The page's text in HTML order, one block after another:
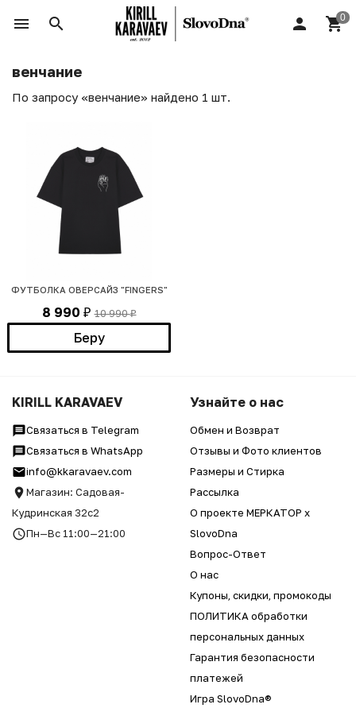
венчание
По запросу «венчание» найдено 1 шт.
ФУТБОЛКА ОВЕРСАЙЗ "FINGERS"
8 990 ₽ 10 990₽
Беру
KIRILL KARAVAEV
Связаться в Telegram
Связаться в WhatsApp
info@kkaravaev.com
Магазин: Садовая-
Кудринская 32с2
Пн—Вс 11:00—21:00
Узнайте о нас
Обмен и Возврат
Отзывы и Фото клиентов
Размеры и Стирка
Рассылка
О проекте МЕРКАТОР x
SlovoDna
Вопрос-Ответ
О нас
Купоны, скидки, промокоды
ПОЛИТИКА обработки
персональных данных
Гарантия безопасности
платежей
Игра SlovoDna®